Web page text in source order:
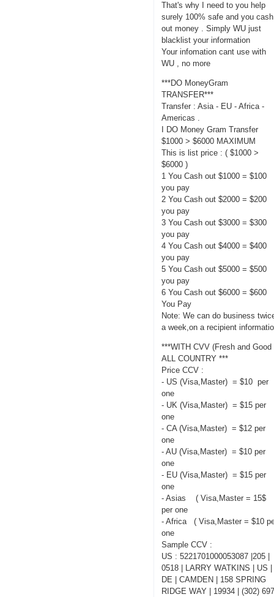
That's why I need to you help
surely 100% safe and you cash
out money . Simply WU just
blacklist your information
Your infomation cant use with
WU , no more
***DO MoneyGram
TRANSFER***
Transfer : Asia - EU - Africa -
Americas .
I DO Money Gram Transfer
$1000 > $6000 MAXIMUM
This is list price : ( $1000 >
$6000 )
1 You Cash out $1000 = $100
you pay
2 You Cash out $2000 = $200
you pay
3 You Cash out $3000 = $300
you pay
4 You Cash out $4000 = $400
you pay
5 You Cash out $5000 = $500
you pay
6 You Cash out $6000 = $600
You Pay
Note: We can do business
a week,on a recipient
***WITH CVV (Fresh and Good
ALL COUNTRY ***
Price CCV :
- US (Visa,Master) = $10 per
one
- UK (Visa,Master) = $15 per
one
- CA (Visa,Master) = $12 per
one
- AU (Visa,Master) = $10 per
one
- EU (Visa,Master) = $15 per
one
- Asias ( Visa,Master = 15$
per one
- Africa ( Visa,Master = $10
one
Sample CCV :
US : 5221701000053087 |205 |
0518 | LARRY WATKINS | US |
DE | CAMDEN | 158 SPRING
RIDGE WAY | 19934 | (302)